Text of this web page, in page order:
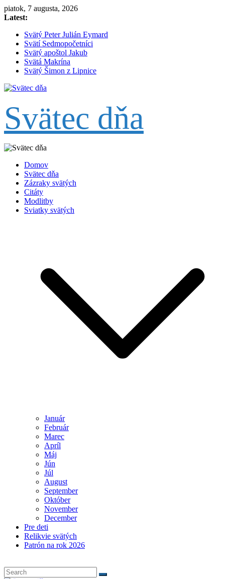
Skip
to
piatok, 7 augusta, 2026
Latest:
Svätý Peter Julián Eymard
Svätí Sedmopočetníci
Svätý apoštol Jakub
Svätá Makrína
Svätý Šimon z Lipnice
Svätec dňa
Domov
Svätec dňa
Zázraky svätých
Citáty
Modlitby
Sviatky svätých
Január
Február
Marec
Apríl
Máj
Jún
Júl
August
September
Október
November
December
Pre deti
Relikvie svätých
Patrón na rok 2026